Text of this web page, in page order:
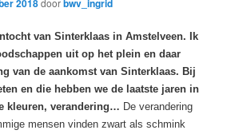
2018 bwv_ingrid
van Sinterklaas in Amstelveen. Ik
uit op het plein en daar
van de aankomst van Sinterklaas. Bij
en die hebben we de laatste jaren in
kleuren, verandering… De verandering
mensen vinden zwart als schmink